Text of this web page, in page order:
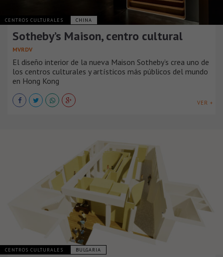
CENTROS CULTURALES CHINA
Sotheby’s Maison, centro cultural
MVRDV
El diseño interior de la nueva Maison Sotheby’s crea uno de
los centros culturales y artísticos más públicos del mundo
en Hong Kong
VER +
CENTROS CULTURALES BULGARIA